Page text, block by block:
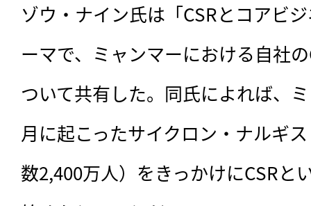
ゾウ・ナイン氏は「CSRとコアビ
ーマで、ミャンマーにおける自社
ついて共有した。同氏によれば、
月に起こったサイクロン・ナルギ
数2,400万人）をきっかけにCSRと